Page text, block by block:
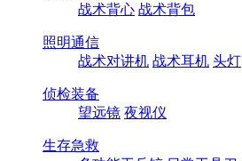
战术背心 战术背包
照明通信
战术对讲机 战术耳机 头灯
侦检装备
望远镜 夜视仪
生存急救